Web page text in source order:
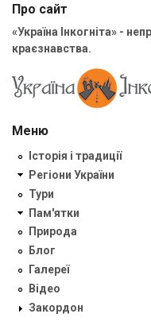
Про сайт
«Україна Інкогніта» -
краєзнавства.
Меню
Історія і традиції
Регіони України
Тури
Пам'ятки
Природа
Блог
Галереї
Відео
Закордон